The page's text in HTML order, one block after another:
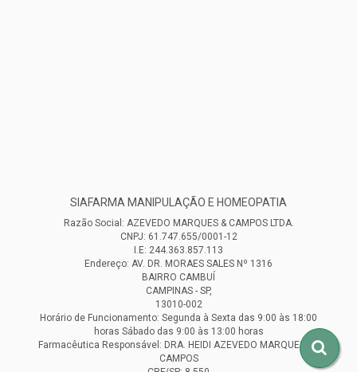
SIAFARMA MANIPULAÇÃO E HOMEOPATIA
Razão Social: AZEVEDO MARQUES & CAMPOS LTDA.
CNPJ: 61.747.655/0001-12
I.E: 244.363.857.113
Endereço: AV. DR. MORAES SALES Nº 1316
BAIRRO CAMBUÍ
CAMPINAS - SP,
13010-002
Horário de Funcionamento: Segunda à Sexta das 9:00 às 18:00
horas Sábado das 9:00 às 13:00 horas
Farmacêutica Responsável: DRA. HEIDI AZEVEDO MARQUES DE
CAMPOS